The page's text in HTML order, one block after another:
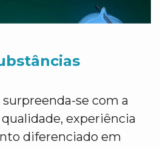
se com a
experiência
diferenciado em